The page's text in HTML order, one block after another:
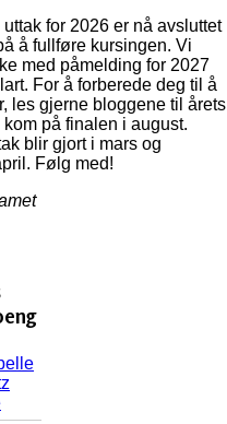
for 2026 er nå avsluttet
å fullføre kursingen. Vi
med påmelding for 2027
For å forberede deg til å
les gjerne bloggene til årets
på finalen i august.
blir gjort i mars og
Følg med!